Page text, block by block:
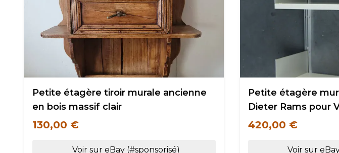
Petite étagère tiroir murale ancienne
en bois massif clair
130,00 €
Voir sur eBay (#sponsorisé)
Petite étagère
Dieter Rams pour
420,00 €
Voir sur